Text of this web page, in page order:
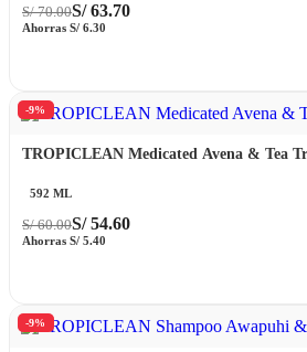
S/70.00S/63.70
Ahorras S/ 6.30
-9%
TROPICLEAN Medicated Avena & Tea
592 ML
S/60.00S/54.60
Ahorras S/ 5.40
-9%